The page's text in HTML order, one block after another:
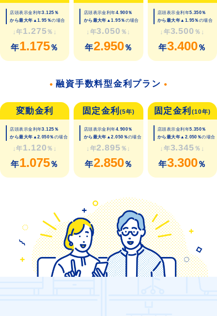
店頭表示金利年3.125％
から最大年▲1.95％の場合
1.275
1.175
店頭表示金利年4.900％
から最大年▲1.95％ の場合
3.050
2.950
店頭表示金利年5.350％
から最大年▲1.95％ の場合
3.500
3.400
融資手数料型金利プラン
変動金利
店頭表示金利年3.125％
から最大年▲2.050％ の場合
1.120
1.075
固定金利(5年)
店頭表示金利年4.900％
から最大年▲2.050％の場合
2.895
2.850
固定金利 (10年)
店頭表示金利年5.350％
から最大年▲2.050％の場合
3.345
3.300